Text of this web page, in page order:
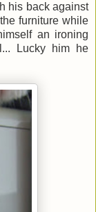
his back against
furniture while
an ironing
Lucky him he